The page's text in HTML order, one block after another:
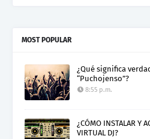
MOST POPULAR
¿Qué significa
“Puchojenso”?
8:55 p.m.
¿CÓMO INSTALAR Y
VIRTUAL DJ?